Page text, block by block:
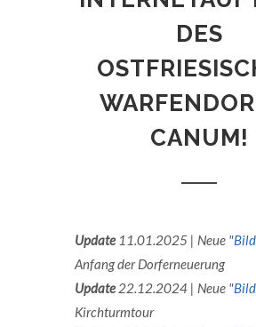
DES
CANUM!
Update11.01.2025 | Neue "
Anfang der Dorferneuerung
Update22.12.2024 | Neue "
Kirchturmtour